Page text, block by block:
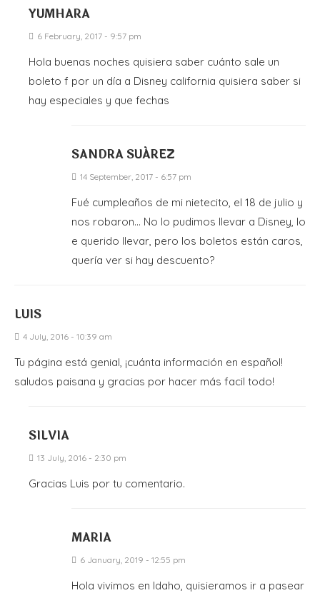
YUMHARA
6 February, 2017 - 9:57 pm
Hola buenas noches quisiera saber cuánto sale un
boleto f por un día a Disney california quisiera saber si
hay especiales y que fechas
SANDRA SUÁREZ
14 September, 2017 - 6:57 pm
Fué cumpleaños de mi nietecito, el 18 de julio y
nos robaron… No lo pudimos llevar a Disney, lo
e querido llevar, pero los boletos están caros,
quería ver si hay descuento?
LUIS
4 July, 2016 - 10:39 am
Tu página está genial, ¡cuánta información en español!
saludos paisana y gracias por hacer más facil todo!
SILVIA
13 July, 2016 - 2:30 pm
Gracias Luis por tu comentario.
MARIA
6 January, 2019 - 12:55 pm
Hola vivimos en Idaho, quisieramos ir a pasear